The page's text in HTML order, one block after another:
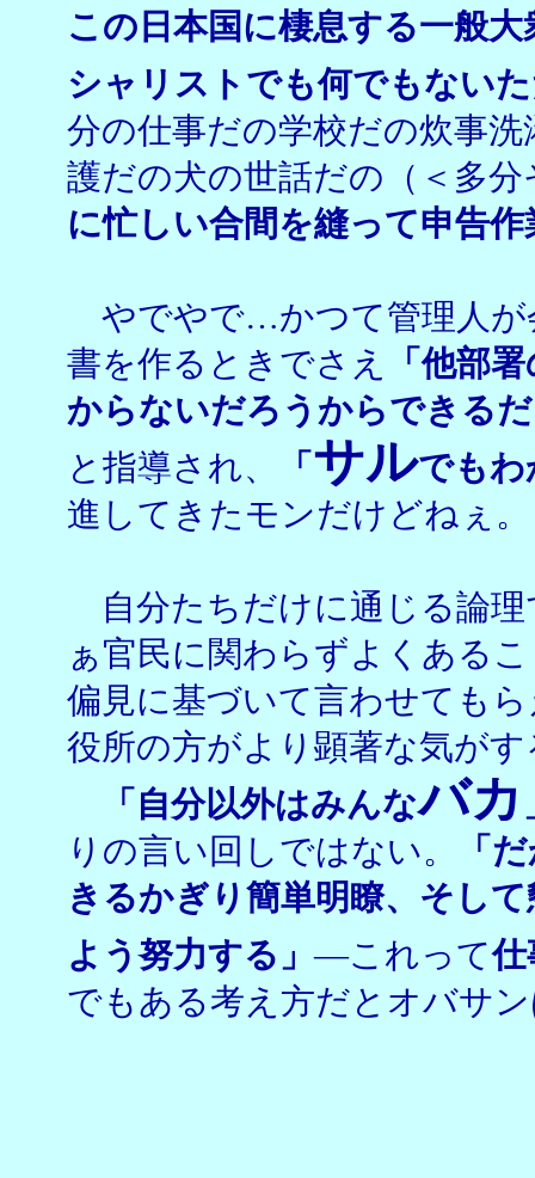
この日本国に棲息する一般
シャリストでも何でもない
分の仕事だの学校だの炊事
護だの犬の世話だの（＜多
に忙しい合間を縫って申告作
やでやで…かつて管理人が
書を作るときでさえ
「他部
からないだろうからできる
と指導され、
「 サルでもわ
進してきたモンだけどねぇ。
自分たちだけに通じる論理
ぁ官民に関わらずよくある
偏見に基づいて言わせても
役所の方がより顕著な気がす
「自分以外はみんなバカ
りの言い回しではない。
「
きるかぎり簡単明瞭、そし
よう努力する」―これって仕
でもある考え方だとオバサ